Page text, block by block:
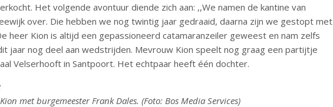
Het volgende avontuur diende zich aan: ,,We namen de kantine van
over. Die hebben we nog twintig jaar gedraaid, daarna zijn we gestopt met
heer Kion is altijd een gepassioneerd catamaranzeiler geweest en nam zelfs
jaar nog deel aan wedstrijden. Mevrouw Kion speelt nog graag een partijtje
Velserhooft in Santpoort. Het echtpaar heeft één dochter.
met burgemeester Frank Dales. (Foto: Bos Media Services)